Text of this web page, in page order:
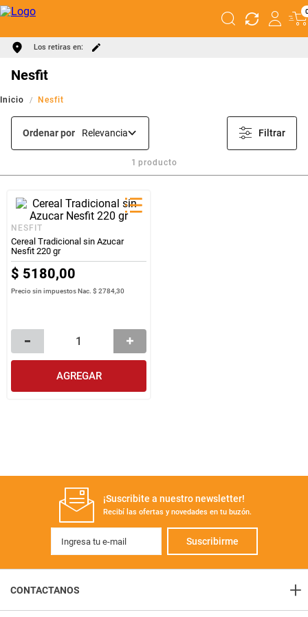
Los retiras en:
Nesfit
Nesfit
Ordenar por Relevancia Filtrar
1 producto
NESFIT
Cereal Tradicional sin Azucar
Nesfit 220 gr
$ 5180,00
Precio sin impuestos Nac.$ 2784,30
AGREGAR
¡Suscribite a nuestro newsletter!
Recibí las ofertas y novedades en tu buzón.
Suscribirme
CONTACTANOS +